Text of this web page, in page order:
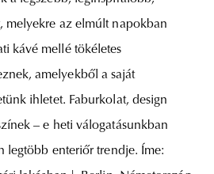
melyekre az elmúlt napokban
kávé mellé tökéletes
amelyekből a saját
ihletet. Faburkolat, design
– e heti válogatásunkban
legtöbb enteriőr trendje. Íme: